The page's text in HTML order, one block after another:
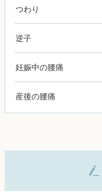
つわり
逆子
妊娠中の腰痛
産後の腰痛